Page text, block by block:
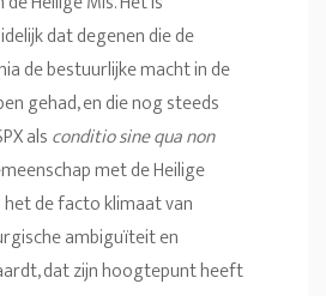
dat degenen die de
de bestuurlijke macht in de
gehad, en die nog steeds
alsconditio sine qua non
met de Heilige
de facto klimaat van
ambiguïteit en
dat zijn hoogtepunt heeft